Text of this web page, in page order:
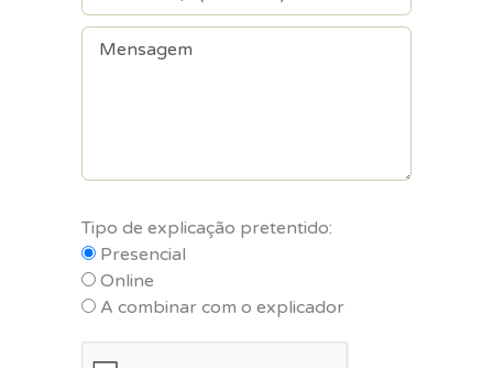
Tipo de explicação pretentido:
Presencial
Online
A combinar com o explicador